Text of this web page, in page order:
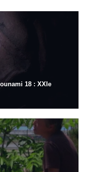
18 : XXIe